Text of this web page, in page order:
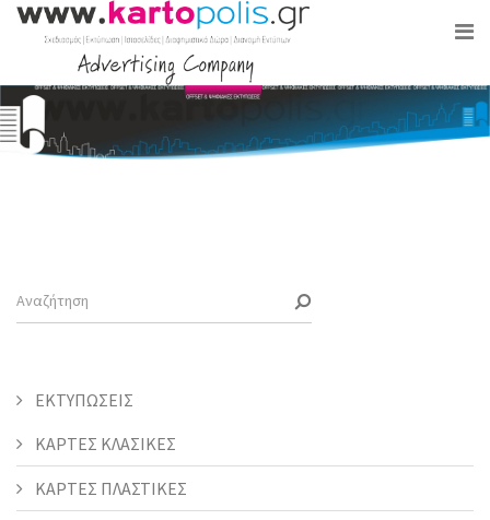
ΕΚΤΥΠΩΣΕΙΣ
ΚΑΡΤΕΣ ΚΛΑΣΙΚΕΣ
ΚΑΡΤΕΣ ΠΛΑΣΤΙΚΕΣ